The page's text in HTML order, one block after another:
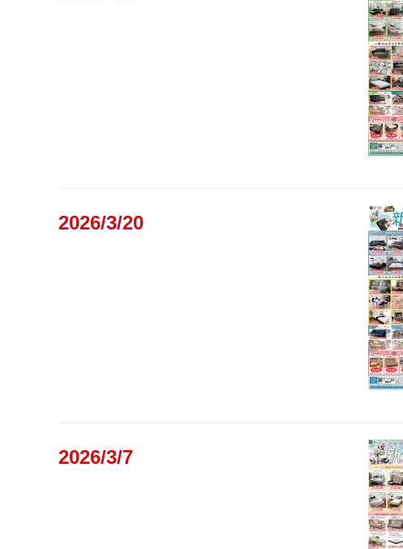
2026/3/20
2026/3/7